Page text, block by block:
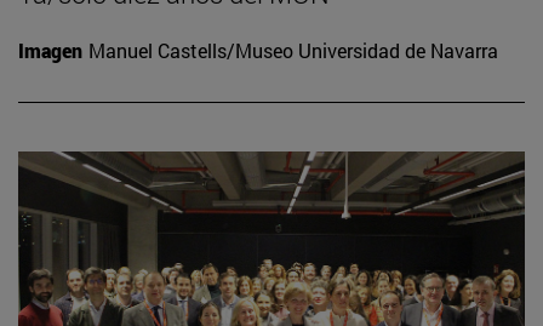
Imagen Manuel Castells/Museo Universidad de Navarra